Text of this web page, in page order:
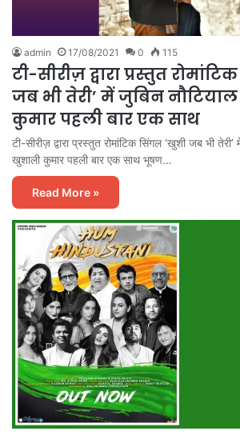
admin 17/08/2021 0 115
टी-सीरीज़ द्वारा प्रस्तुत
जब भी तेरी’ में जुबिन
कुमार पहली बार एक साथ
टी-सीरीज़ द्वारा प्रस्तुत रोमांटिक सिंगल ‘खुशी जब भी
खुशाली कुमार पहली बार एक साथ भूषण…
Read More »